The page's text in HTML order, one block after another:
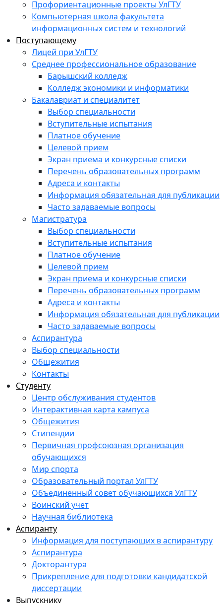
Профориентационные проекты УлГТУ
Компьютерная школа факультета
информационных систем и технологий
Поступающему
Лицей при УлГТУ
Среднее профессиональное образование
Барышский колледж
Колледж экономики и информатики
Бакалавриат и специалитет
Выбор специальности
Вступительные испытания
Платное обучение
Целевой прием
Экран приема и конкурсные списки
Перечень образовательных программ
Адреса и контакты
Информация обязательная для публикации
Часто задаваемые вопросы
Магистратура
Выбор специальности
Вступительные испытания
Платное обучение
Целевой прием
Экран приема и конкурсные списки
Перечень образовательных программ
Адреса и контакты
Информация обязательная для публикации
Часто задаваемые вопросы
Аспирантура
Выбор специальности
Общежития
Контакты
Студенту
Центр обслуживания студентов
Интерактивная карта кампуса
Общежития
Стипендии
Первичная профсоюзная организация
обучающихся
Мир спорта
Образовательный портал УлГТУ
Объединенный совет обучающихся УлГТУ
Воинский учет
Научная библиотека
Аспиранту
Информация для поступающих в аспирантуру
Аспирантура
Докторантура
Прикрепление для подготовки кандидатской
диссертации
Выпускнику